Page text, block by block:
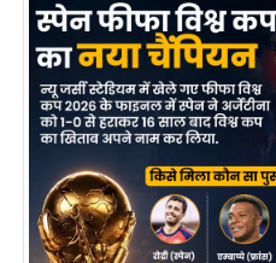
स्तं
भ
आ
.